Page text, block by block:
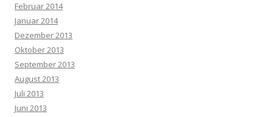
Februar 2014
Januar 2014
Dezember 2013
Oktober 2013
September 2013
August 2013
Juli 2013
Juni 2013